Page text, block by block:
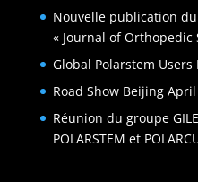
Nouvelle publication
« Journal of Orthopedic
Global Polarstem Users
Road Show Beijing
Réunion du groupe
POLARSTEM et